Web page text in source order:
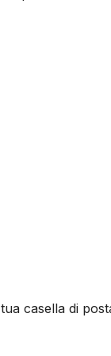
casella di